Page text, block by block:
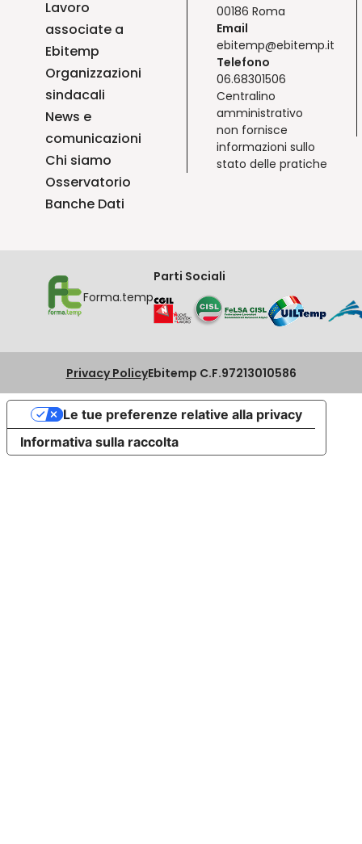
Lavoro
associate a
Ebitemp
Organizzazioni
sindacali
News e
comunicazioni
Chi siamo
Osservatorio
Banche Dati
00186 Roma
Email
ebitemp@ebitemp.it
Telefono
06.68301506
Centralino
amministrativo
non fornisce
informazioni sullo
stato delle pratiche
Forma.temp
Parti Sociali
Privacy PolicyEbitemp C.F.97213010586
Informativa sulla raccolta
Le tue preferenze relative alla privacy